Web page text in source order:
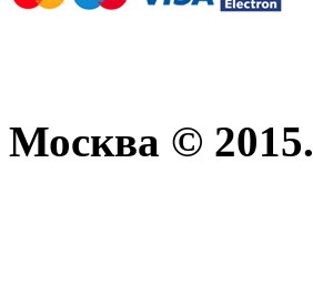
Москва © 2015.